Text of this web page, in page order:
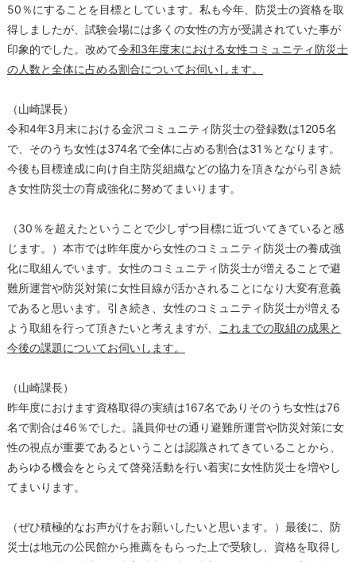
50％にすることを目標としています。私も今年、防災士の資格を取
得しましたが、試験会場には多くの女性の方が受講されていた事が
印象的でした。改めて令和3年度末における女性コミュニティ防災士
の人数と全体に占める割合についてお伺いします。
（山崎課長）
令和4年3月末における金沢コミュニティ防災士の登録数は1205名
で、そのうち女性は374名で全体に占める割合は31％となります。
今後も目標達成に向け自主防災組織などの協力を頂きながら引き続
き女性防災士の育成強化に努めてまいります。
（30％を超えたということで少しずつ目標に近づいてきていると感
じます。）本市では昨年度から女性のコミュニティ防災士の養成強
化に取組んでいます。女性のコミュニティ防災士が増えることで避
難所運営や防災対策に女性目線が活かされることになり大変有意義
であると思います。引き続き、女性のコミュニティ防災士が増える
よう取組を行って頂きたいと考えますが、
これまでの取組の成果と
今後の課題についてお伺いします。
（山崎課長）
昨年度におけます資格取得の実績は167名でありそのうち女性は76
名で割合は46％でした。議員仰せの通り避難所運営や防災対策に女
性の視点が重要であるということは認識されてきていることから、
あらゆる機会をとらえて啓発活動を行い着実に女性防災士を増やし
てまいります。
（ぜひ積極的なお声がけをお願いしたいと思います。）最後に、防
災士は地元の公民館から推薦をもらった上で受験し、資格を取得し